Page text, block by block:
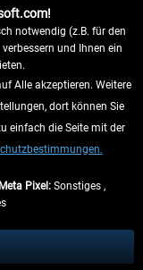
für andere Länder
notwendig (z.B. für den
und Ihnen ein
Alle akzeptieren. Weitere
dort können Sie
einfach die Seite mit der
Meta Pixel:Sonstiges ,